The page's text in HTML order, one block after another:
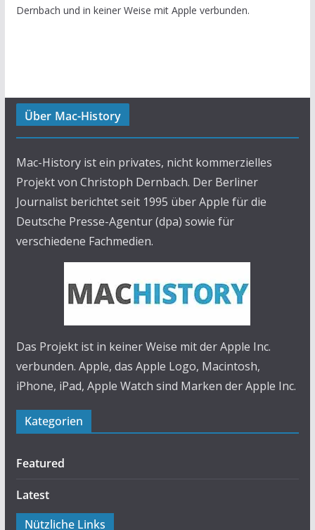
Dernbach und in keiner Weise mit Apple verbunden.
Über Mac-History
Mac-History ist ein privates, nicht kommerzielles
Projekt von Christoph Dernbach. Der Berliner
Journalist berichtet seit 1995 über Apple für die
Deutsche Presse-Agentur (dpa) sowie für
verschiedene Fachmedien.
Das Projekt ist in keiner Weise mit der Apple Inc.
verbunden. Apple, das Apple Logo, Macintosh,
iPhone, iPad, Apple Watch sind Marken der Apple Inc.
Kategorien
Featured
Latest
Nützliche Links